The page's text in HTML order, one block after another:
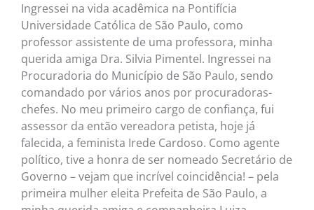
Ingressei na vida acadêmica na Pontifícia
Universidade Católica de São Paulo, como
professor assistente de uma professora, minha
querida amiga Dra. Silvia Pimentel. Ingressei na
Procuradoria do Município de São Paulo, sendo
comandado por vários anos por procuradoras-
chefes. No meu primeiro cargo de confiança, fui
assessor da então vereadora petista, hoje já
falecida, a feminista Irede Cardoso. Como agente
político, tive a honra de ser nomeado Secretário de
Governo – vejam que incrível coincidência! – pela
primeira mulher eleita Prefeita de São Paulo, a